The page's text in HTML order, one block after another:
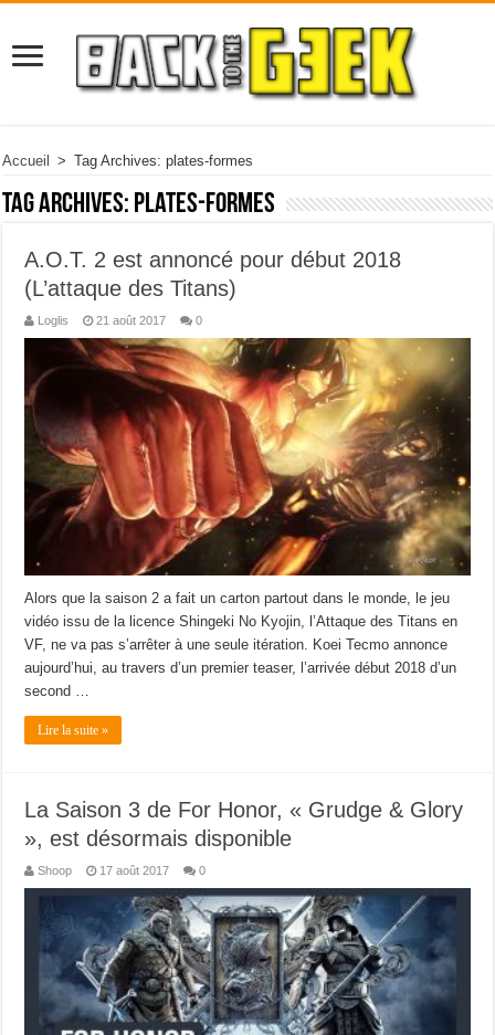
Accueil > Tag Archives: plates-formes
Tag Archives: plates-formes
A.O.T. 2 est annoncé pour début 2018
(L’attaque des Titans)
Loglis 21 août 2017 0
Alors que la saison 2 a fait un carton partout dans le monde, le jeu
vidéo issu de la licence Shingeki No Kyojin, l’Attaque des Titans en
VF, ne va pas s’arrêter à une seule itération. Koei Tecmo annonce
aujourd’hui, au travers d’un premier teaser, l’arrivée début 2018 d’un
second …
Lire la suite »
La Saison 3 de For Honor, « Grudge & Glory
», est désormais disponible
Shoop 17 août 2017 0